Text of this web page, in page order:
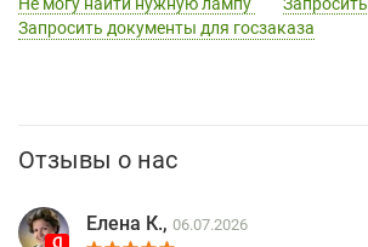
Запросить документы для госзаказа
Отзывы о нас
Елена К., 06.07.2026